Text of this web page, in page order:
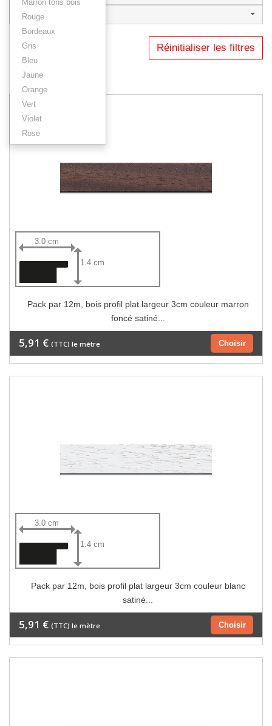
Marron tons bois
Rouge
Bordeaux
Gris
Bleu
Jaune
Orange
Vert
Violet
Rose
Type
Réinitialiser les filtres
1
3.0 cm
1.4 cm
Pack par 12m, bois profil plat largeur 3cm couleur marron
foncé satiné...
Choisir
5,91 € (TTC) le mètre
3.0 cm
1.4 cm
Pack par 12m, bois profil plat largeur 3cm couleur blanc
satiné...
Choisir
5,91 € (TTC) le mètre